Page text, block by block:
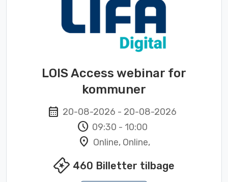
LOIS Access webinar for
kommuner
calendar_month 20-08-2026 - 20-08-2026
schedule 09:30 - 10:00
location_on Online, Online,
local_activity460 Billetter tilbage